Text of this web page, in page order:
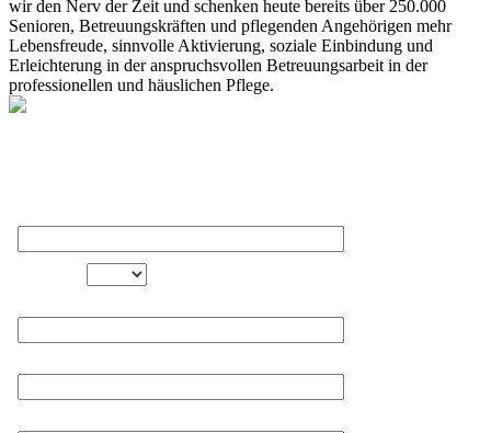
wir den Nerv der Zeit und schenken heute bereits über 250.000
Senioren, Betreuungskräften und pflegenden Angehörigen mehr
Lebensfreude, sinnvolle Aktivierung, soziale Einbindung und
Erleichterung in der anspruchsvollen Betreuungsarbeit in der
professionellen und häuslichen Pflege.